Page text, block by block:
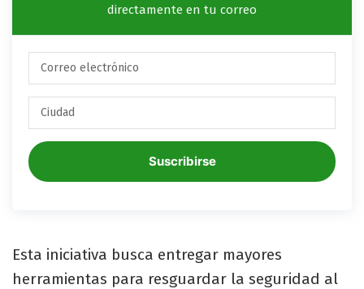
directamente en tu correo
Suscribirse
Esta iniciativa busca entregar mayores
herramientas para resguardar la seguridad al